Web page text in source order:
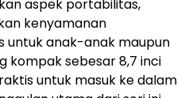
aspek portabilitas,
kenyamanan
untuk anak-anak maupun
kompak sebesar 8,7 inci
untuk masuk ke dalam